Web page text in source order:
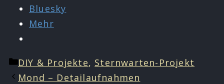
Bluesky
Mehr
Kategorien
DIY & Projekte, Sternwarten-Projekt
Mond – Detailaufnahmen